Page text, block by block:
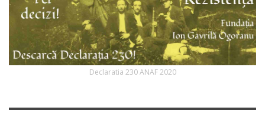
Declaratia 230 ANAF 2020